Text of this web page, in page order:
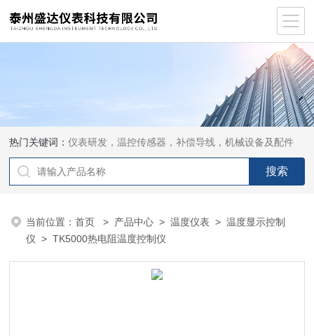
热门关键词：仪表研发，温控传感器，补偿导线，机械设备及配件
当前位置：首页 > 产品中心 >温度仪表 >温度显示控制
仪 > TK5000热电阻温度控制仪